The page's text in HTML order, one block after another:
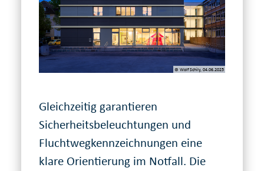
© Wolf Schily, 04.06.2025
Gleichzeitig garantieren
Sicherheitsbeleuchtungen und
Fluchtwegkennzeichnungen eine
klare Orientierung im Notfall. Die